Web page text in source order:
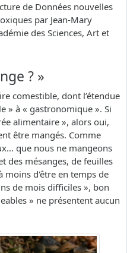
de Données nouvelles
par Jean-Mary
des Sciences, Art et
? »
comestible, dont l’étendue
» à « gastronomique ». Si
alimentaire », alors oui,
être mangés. Comme
que nous ne mangeons
des mésanges, de feuilles
moins d'être en temps de
de mois difficiles », bon
» ne présentent aucun